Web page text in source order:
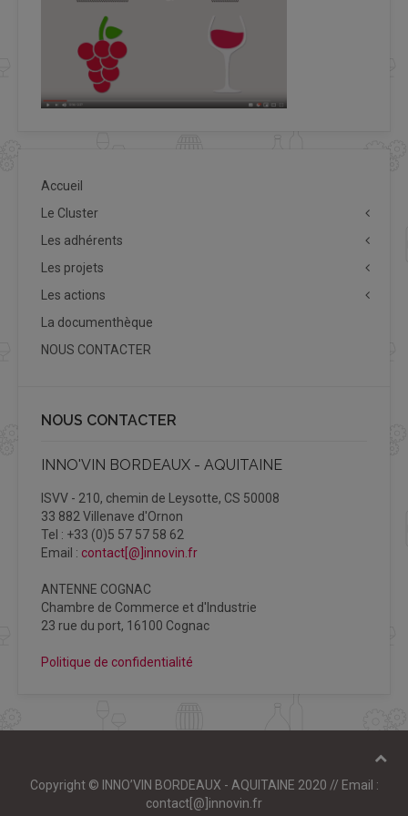
Accueil
Le Cluster
Les adhérents
Les projets
Les actions
La documenthèque
NOUS CONTACTER
NOUS CONTACTER
INNO'VIN BORDEAUX - AQUITAINE
ISVV - 210, chemin de Leysotte, CS 50008
33 882 Villenave d'Ornon
Tel : +33 (0)5 57 57 58 62
Email : contact[@]innovin.fr
ANTENNE COGNAC
Chambre de Commerce et d'Industrie
23 rue du port, 16100 Cognac
Politique de confidentialité
Copyright © INNO’VIN BORDEAUX - AQUITAINE 2020 // Email :
contact[@]innovin.fr